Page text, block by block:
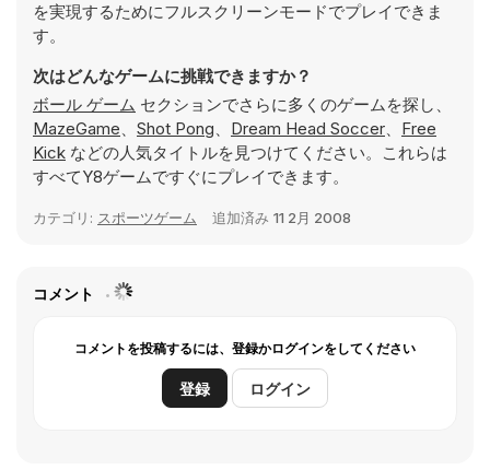
を実現するためにフルスクリーンモードでプレイできま
す。
次はどんなゲームに挑戦できますか？
ボール ゲーム セクションでさらに多くのゲームを探し、
MazeGame、 Shot Pong、 Dream Head Soccer、 Free
Kick などの人気タイトルを見つけてください。これらは
すべてY8ゲームですぐにプレイできます。
カテゴリ: スポーツゲーム 追加済み 11 2月 2008
コメント
コメントを投稿するには、登録かログインをしてください
登録 ログイン